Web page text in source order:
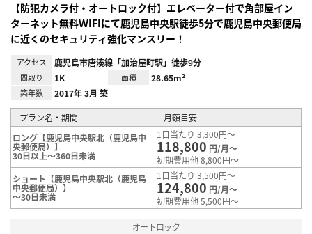
【防犯カメラ付・オートロック付】エレベーター付で角部屋イン
ターネット無料ＷIFIにて鹿児島中央駅徒歩5分で鹿児島中央郵便局
に近くのセキュリティ強化マンスリー！
アクセス 鹿児島市唐湊線「加治屋町駅」徒歩9分
間取り 1K 面積 28.65m²
築年数 2017年 3月 築
プラン名・期間
月額目安
ロング【鹿児島中央駅北（鹿児島中
央郵便局）】
30日以上～360日未満
1日当たり 3,300円～
118,800 円/月～
初期費用他 8,800円～
ショート【鹿児島中央駅北（鹿児島
中央郵便局）】
～30日未満
1日当たり 3,500円～
124,800 円/月～
初期費用他 5,500円～
オートロック